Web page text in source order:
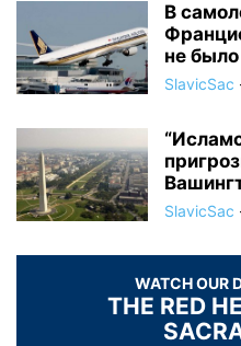
В
не было
SlavicSac
SlavicSac
WATCH OUR
THE RED